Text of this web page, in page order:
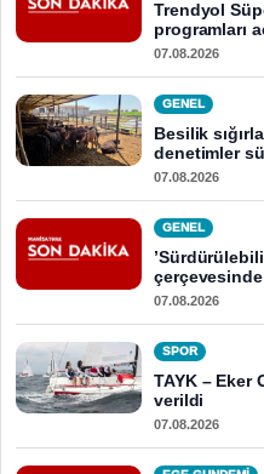
Trendyol
programları
07.08.2026
GENEL
Besilik
denetimler
07.08.2026
GENEL
çerçevesinde
07.08.2026
SPOR
TAYK – Eker
verildi
07.08.2026